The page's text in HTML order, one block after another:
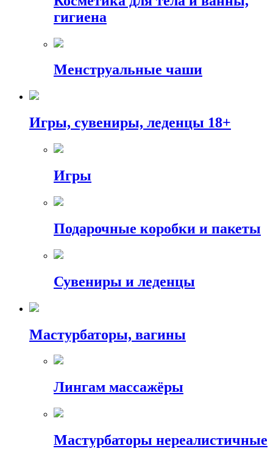
гигиена
Менструальные чаши
Игры, сувениры, леденцы 18+
Игры
Подарочные коробки и пакеты
Сувениры и леденцы
Мастурбаторы, вагины
Лингам массажёры
Мастурбаторы нереалистичные